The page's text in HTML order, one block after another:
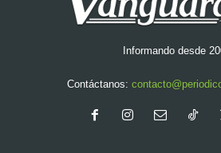
Informando desde
Contáctanos: